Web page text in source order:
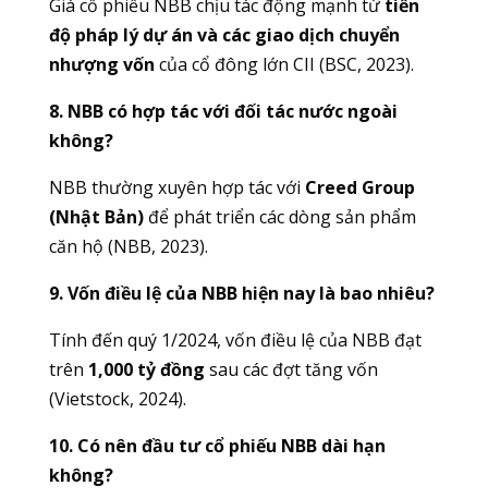
Giá cổ phiếu NBB chịu tác động mạnh từ tiến
độ pháp lý dự án và các giao dịch chuyển
nhượng vốn của cổ đông lớn CII (BSC, 2023).
8. NBB có hợp tác với đối tác nước ngoài
không?
NBB thường xuyên hợp tác với Creed Group
(Nhật Bản)để phát triển các dòng sản phẩm
căn hộ (NBB, 2023).
9. Vốn điều lệ của NBB hiện nay là bao nhiêu?
Tính đến quý 1/2024, vốn điều lệ của NBB đạt
trên 1,000 tỷ đồng sau các đợt tăng vốn
(Vietstock, 2024).
10. Có nên đầu tư cổ phiếu NBB dài hạn
không?